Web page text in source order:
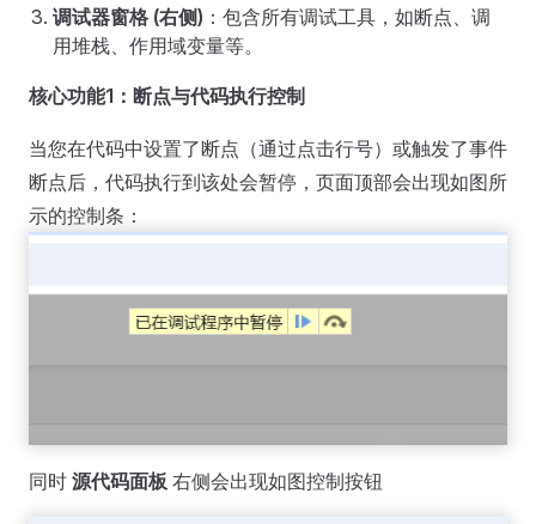
调试器窗格 (右侧) ：包含所有调试工具，如断点、调
用堆栈、作用域变量等。
核心功能1：断点与代码执行控制
当您在代码中设置了断点（通过点击行号）或触发了事件
断点后，代码执行到该处会暂停，页面顶部会出现如图所
示的控制条：
同时 源代码面板 右侧会出现如图控制按钮